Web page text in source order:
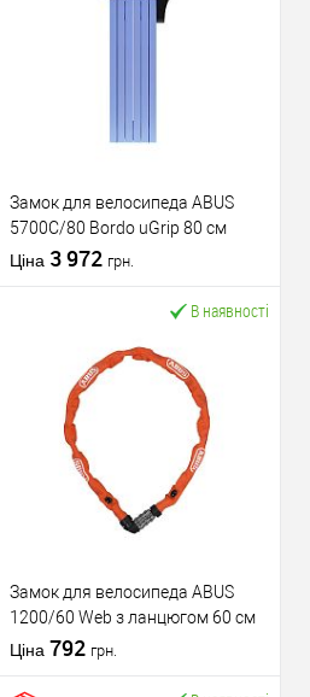
Замок для велосипеда ABUS
5700C/80 Bordo uGrip 80 см
кодовий Blue синій
Ціна 3 972 грн.
У кошик
Купити в 1 клік
До
порівняння
У обране
Тип товару
Вело/мото замок
Тип ключа
кодовий
Країна виробник
В наявності
Замок для велосипеда ABUS
1200/60 Web з ланцюгом 60 см
кодовий Orange помаранчевий
Ціна 792 грн.